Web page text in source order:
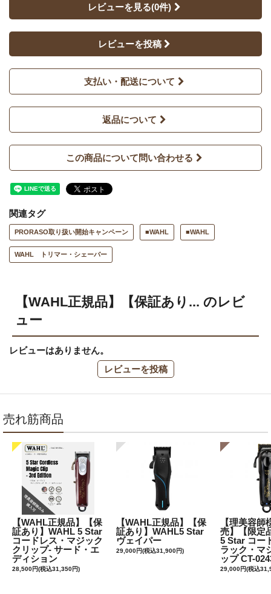
レビューを見る(0件)
レビューを投稿
支払い・配送について
返品について
この商品について問い合わせる
関連タグ
PRORASO取り扱い開始キャンペーン ■WAHL ■WAHL
WAHL トリマー・シェーバー
【WAHL正規品】【保証あり... のレビ
ュー
レビューはありません。
レビューを投稿
売れ筋商品
【WAHL正規品】【保
証あり】WAHL 5 Star
コードレス・マジック
クリップ- サード・エ
ディション
28,500円(税込31,350円)
【WAHL正規品】【保
証あり】WAHL5 Star
ヴェイパー
29,000円(税込31,900円)
【理美容師
売】【限定
5 Star コー
ラック・マ
ップ CT-
29,000円(税込